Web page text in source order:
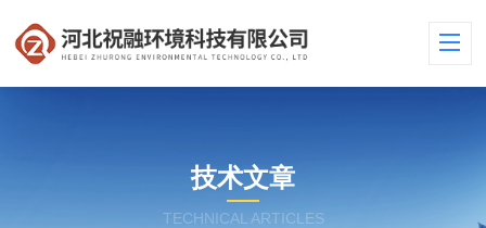
技术文章
TECHNICAL ARTICLES